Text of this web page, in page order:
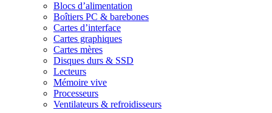
Blocs d’alimentation
Boîtiers PC & barebones
Cartes d’interface
Cartes graphiques
Cartes mères
Disques durs & SSD
Lecteurs
Mémoire vive
Processeurs
Ventilateurs & refroidisseurs